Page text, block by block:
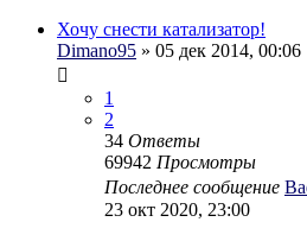
Хочу снести катализатор!
Dimano95 » 05 дек 2014, 00:06
1
2
34 Ответы
69942 Просмотры
Последнее сообщение
23 окт 2020, 23:00